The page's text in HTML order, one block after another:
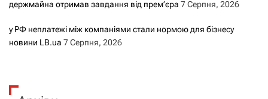
держмайна отримав завдання від прем’єра 7 Серпня, 2026
у РФ неплатежі між компаніями стали нормою для бізнесу
новини LB.ua 7 Серпня, 2026